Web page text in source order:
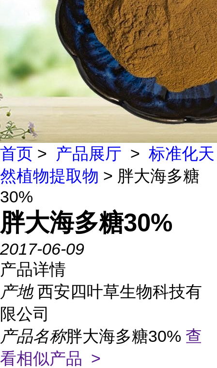
首页 > 产品展厅 > 标准化天
然植物提取物 > 胖大海多糖
30%
胖大海多糖30%
2017-06-09
产品详情
产地 西安四叶草生物科技有
限公司
产品名称胖大海多糖30% 查
看相似产品 >